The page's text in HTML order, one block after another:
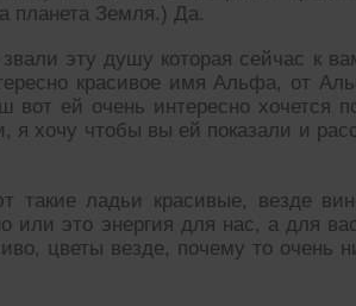
планета Земля.) Да.
звали эту душу которая сейчас к
красивое имя Альфа, от
ей очень интересно хочется
я хочу чтобы вы ей показали и
такие ладьи красивые, везде
или это энергия для нас, а для
цветы везде, почему то очень